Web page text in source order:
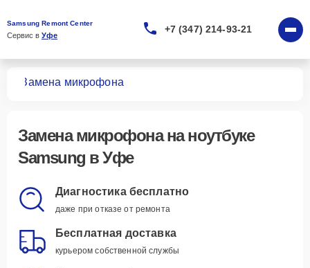
Samsung Remont Center
Сервис в Уфе
+7 (347) 214-93-21
Замена микрофона
Замена микрофонана ноутбуке
Samsung в Уфе
Диагностика бесплатно
даже при отказе от ремонта
Бесплатная доставка
курьером собственной службы